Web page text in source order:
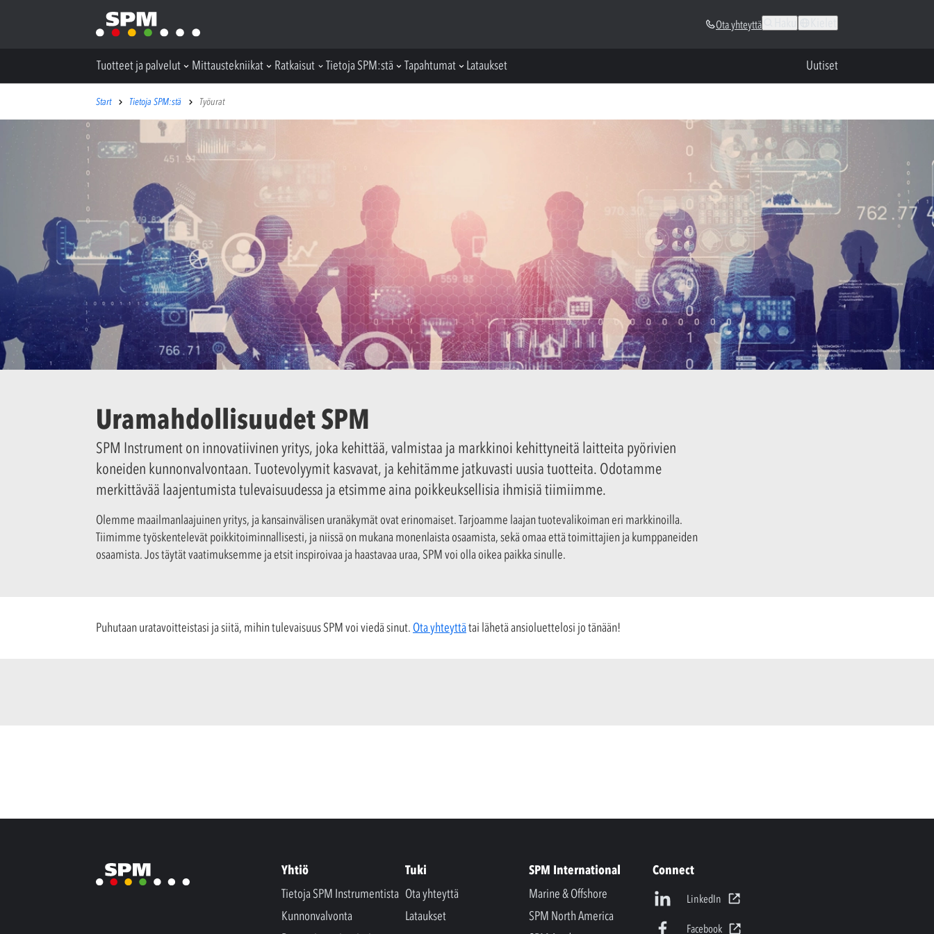
Ota yhteyttä
Tuotteet ja palvelut Mittaustekniikat Ratkaisut Tietoja SPM:stä Tapahtumat Lataukset Uutiset
Start Tietoja SPM:stä Työurat
Uramahdollisuudet SPM
SPM Instrument on innovatiivinen yritys, joka kehittää, valmistaa ja markkinoi kehittyneitä laitteita pyörivien
koneiden kunnonvalvontaan. Tuotevolyymit kasvavat, ja kehitämme jatkuvasti uusia tuotteita. Odotamme
merkittävää laajentumista tulevaisuudessa ja etsimme aina poikkeuksellisia ihmisiä tiimiimme.
Olemme maailmanlaajuinen yritys, ja kansainvälisen uranäkymät ovat erinomaiset. Tarjoamme laajan tuotevalikoiman eri markkinoilla.
Tiimimme työskentelevät poikkitoiminnallisesti, ja niissä on mukana monenlaista osaamista, sekä omaa että toimittajien ja kumppaneiden
osaamista. Jos täytät vaatimuksemme ja etsit inspiroivaa ja haastavaa uraa, SPM voi olla oikea paikka sinulle.
Puhutaan uratavoitteistasi ja siitä, mihin tulevaisuus SPM voi viedä sinut. Ota yhteyttätai lähetä ansioluettelosi jo tänään!
Yhtiö
Tietoja SPM Instrumentista
Kunnonvalvonta
Tuki
Ota yhteyttä
Lataukset
SPM International
Marine & Offshore
SPM North America
Connect
LinkedIn
Facebook